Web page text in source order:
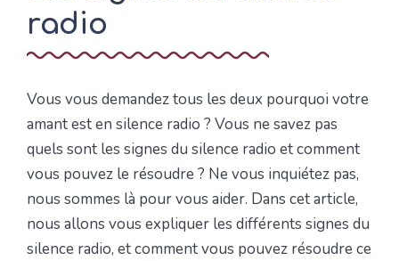
radio
Vous vous demandez tous les deux pourquoi votre
amant est en silence radio ? Vous ne savez pas
quels sont les signes du silence radio et comment
vous pouvez le résoudre ? Ne vous inquiétez pas,
nous sommes là pour vous aider. Dans cet article,
nous allons vous expliquer les différents signes du
silence radio, et comment vous pouvez résoudre ce